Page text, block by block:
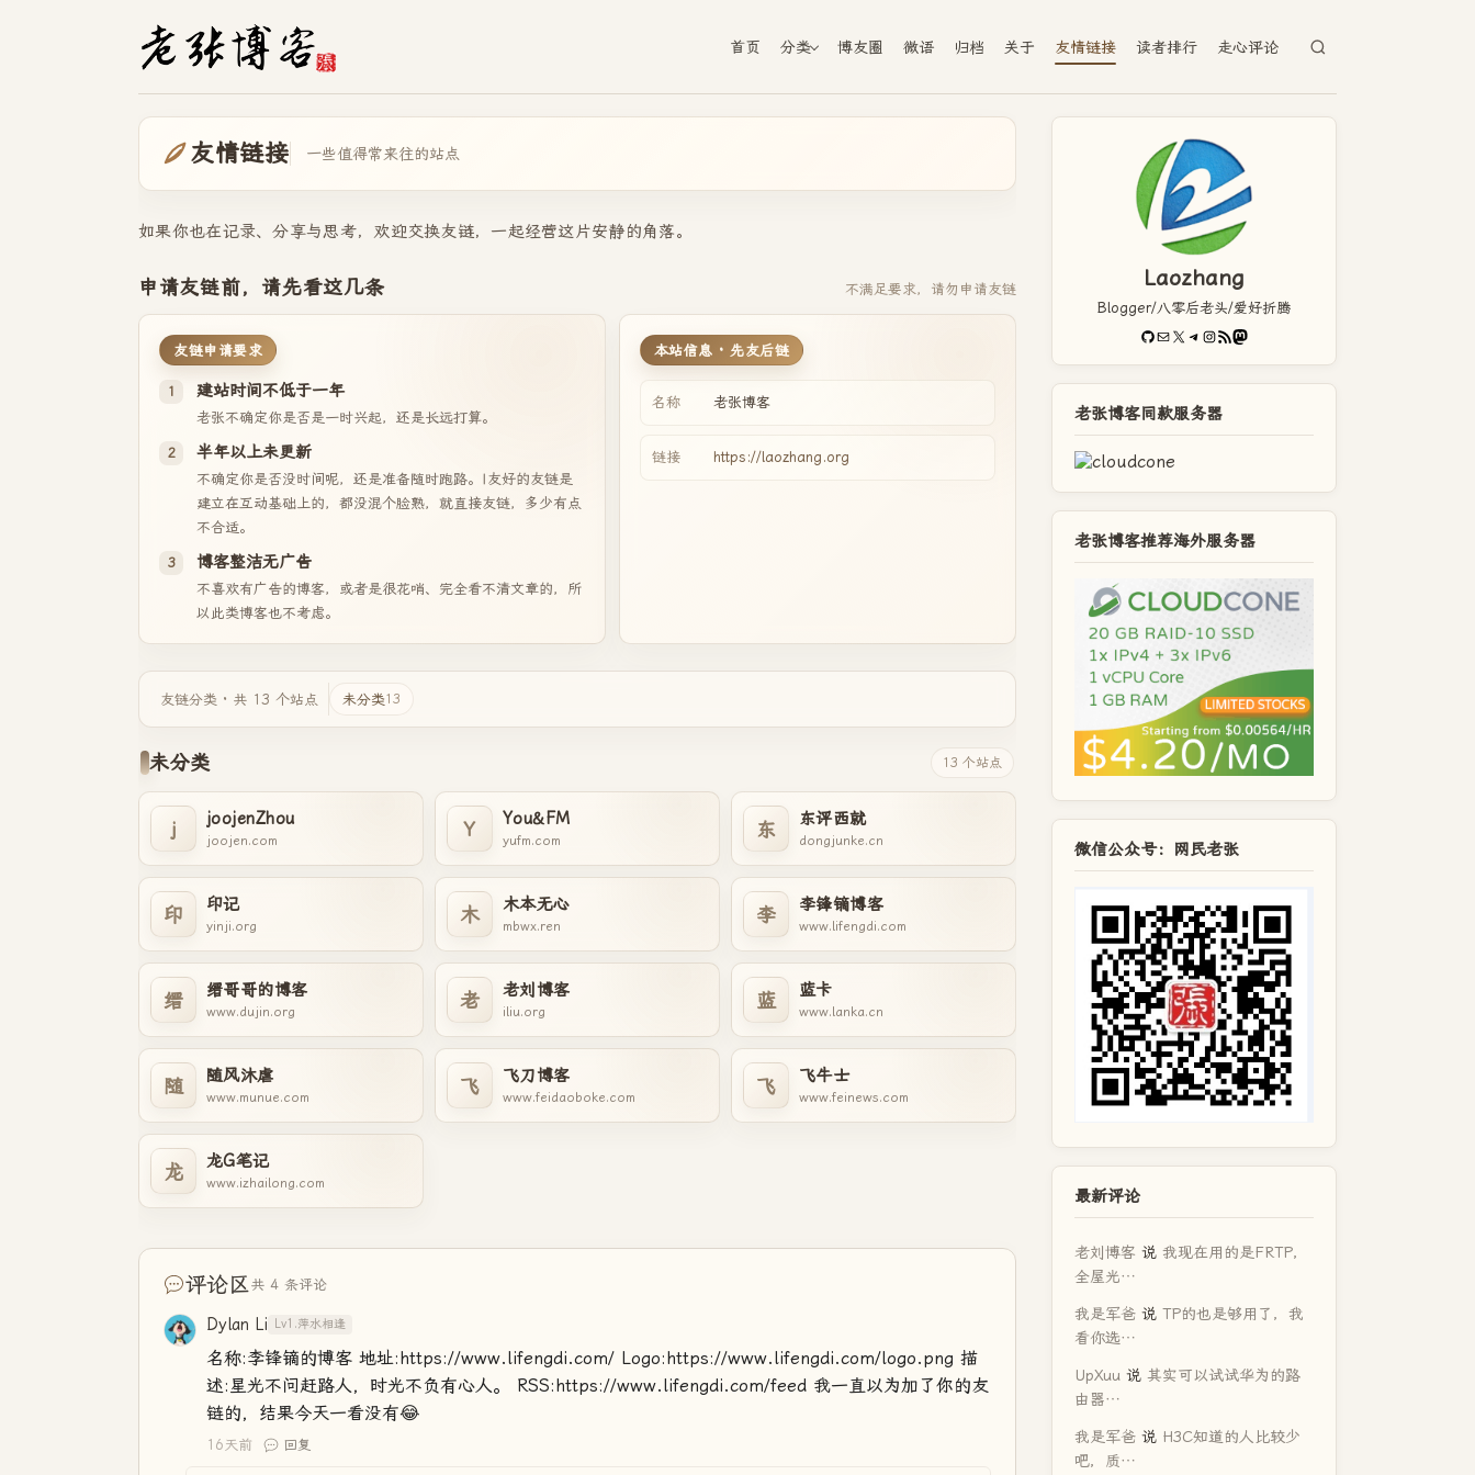
首页 分类 博友圈 微语 归档 关于 友情链接 读者排行 走心评论
友情链接 一些值得常来往的站点
如果你也在记录、分享与思考，欢迎交换友链，一起经营这片安静的角落。
申请友链前，请先看这几条 不满足要求，请勿申请友链
友链申请要求
1 建站时间不低于一年
老张不确定你是否是一时兴起，还是长远打算。
2 半年以上未更新
不确定你是否没时间呢，还是准备随时跑路。|友好的友链是
建立在互动基础上的，都没混个脸熟，就直接友链，多少有点
不合适。
3 博客整洁无广告
不喜欢有广告的博客，或者是很花哨、完全看不清文章的，所
以此类博客也不考虑。
本站信息 · 先友后链
名称 老张博客
链接 https://laozhang.org
友链分类 · 共 13 个站点 未分类13
未分类 13 个站点
j joojenZhou
joojen.com
Y You&FM
yufm.com
东 东评西就
dongjunke.cn
印 印记
yinji.org
木 木本无心
mbwx.ren
李 李锋镝博客
www.lifengdi.com
缙 缙哥哥的博客
www.dujin.org
老 老刘博客
iliu.org
蓝 蓝卡
www.lanka.cn
随 随风沐虐
www.munue.com
飞 飞刀博客
www.feidaoboke.com
飞 飞牛士
www.feinews.com
龙 龙G笔记
www.izhailong.com
评论区共 4 条评论
Dylan Li Lv1.萍水相逢
名称:李锋镝的博客 地址:https://www.lifengdi.com/ Logo:https://www.lifengdi.com/logo.png 描
述:星光不问赶路人，时光不负有心人。 RSS:https://www.lifengdi.com/feed 我一直以为加了你的友
链的，结果今天一看没有😂
16天前 回复
Laozhang
Blogger/八零后老头/爱好折腾
GitHub
电子邮件X Telegram
Instagram
RSS FeedMastodon
老张博客同款服务器
老张博客推荐海外服务器
微信公众号：网民老张
最新评论
老刘博客 说 我现在用的是FRTP，
全屋光…
我是军爸 说 TP的也是够用了，我
看你选…
UpXuu 说 其实可以试试华为的路
由器…
我是军爸 说 H3C知道的人比较少
吧，质…